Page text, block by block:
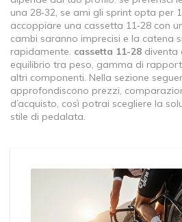
una 28‑32, se ami gli sprint opta per
accoppiare una cassetta 11‑28 con
cambi saranno imprecisi e la catena
rapidamente. cassetta 11-28 diventa
equilibrio tra peso, gamma di
altri componenti. Nella sezione
approfondiscono prezzi,
d’acquisto, così potrai scegliere la
stile di pedalata.